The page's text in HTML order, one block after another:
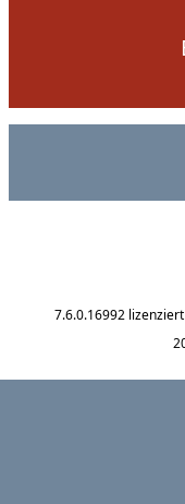
7.6.0.16992